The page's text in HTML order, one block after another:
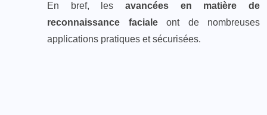
En bref, les avancées en matière de
reconnaissance facialeont de nombreuses
applications pratiques et sécurisées.